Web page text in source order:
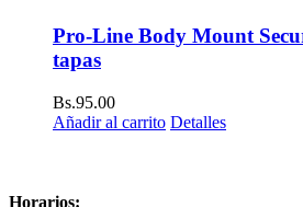
Pro-Line Body Mount
tapas
Bs.95.00
Añadir al carrito Detalles
Horarios: